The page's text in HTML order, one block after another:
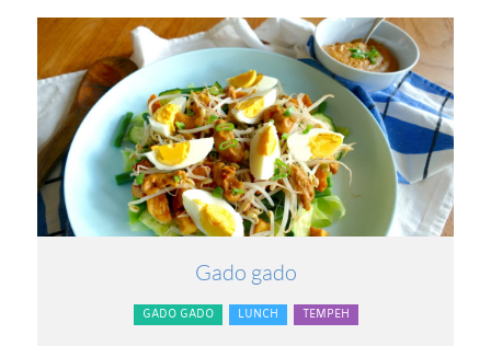
Gado gado
GADO GADO LUNCH TEMPEH